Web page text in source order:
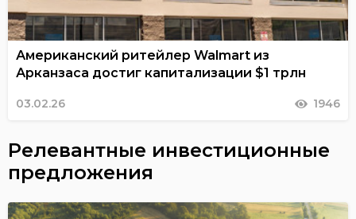
Американский ритейлер Walmart из
Арканзаса достиг капитализации $1 трлн
03.02.26 1946
Релевантные инвестиционные
предложения